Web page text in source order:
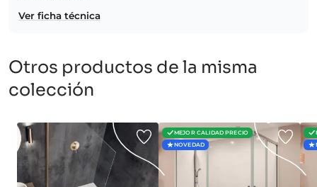
Ver ficha técnica
Otros productos de la misma
colección
MEJOR CALIDAD PRECIO
NOVEDAD